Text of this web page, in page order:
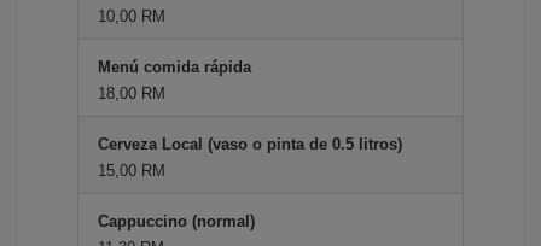
10,00 RM
Menú comida rápida
18,00 RM
Cerveza Local (vaso o pinta de 0.5 litros)
15,00 RM
Cappuccino (normal)